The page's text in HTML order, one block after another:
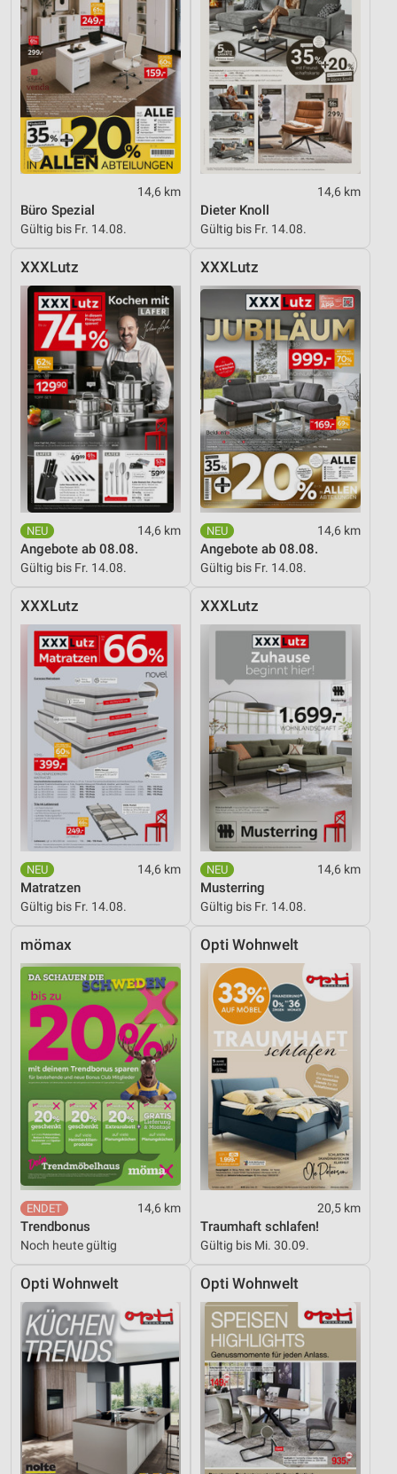
14,6 km
Büro Spezial
Gültig bis Fr. 14.08.
14,6 km
Dieter Knoll
Gültig bis Fr. 14.08.
XXXLutz
14,6 km
Angebote ab 08.08.
Gültig bis Fr. 14.08.
XXXLutz
14,6 km
Angebote ab 08.08.
Gültig bis Fr. 14.08.
XXXLutz
14,6 km
Matratzen
Gültig bis Fr. 14.08.
XXXLutz
14,6 km
Musterring
Gültig bis Fr. 14.08.
mömax
14,6 km
Trendbonus
Noch heute gültig
Opti Wohnwelt
20,5 km
Traumhaft schlafen!
Gültig bis Mi. 30.09.
Opti Wohnwelt Opti Wohnwelt